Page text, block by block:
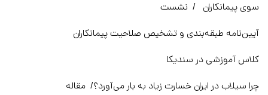
سوی پیمانکاران / نشست
آیین‌نامه طبقه‌بندی و تشخیص صلاحیت پیمانکاران
کلاس آموزشی در سندیکا
چرا سیلاب در ایران خسارت زیاد به بار می‌آورد؟/ مقاله